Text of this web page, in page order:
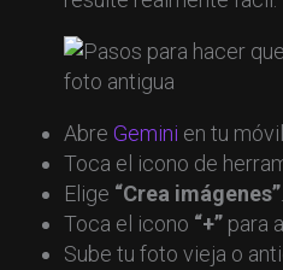
Abre Gemini en tu móvil.
Toca el icono de
Elige “Crea imágenes”.
Toca el icono “+”para
Sube tu foto vieja o